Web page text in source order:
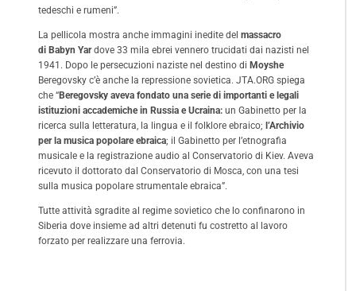
tedeschi e rumeni”.
La pellicola mostra anche immagini inedite del massacro
di Babyn Yardove 33 mila ebrei vennero trucidati dai nazisti nel
1941. Dopo le persecuzioni naziste nel destino di Moyshe
Beregovsky c’è anche la repressione sovietica. JTA.ORG spiega
che “Beregovsky aveva fondato una serie di importanti e legali
istituzioni accademiche in Russia e Ucraina: un Gabinetto per la
ricerca sulla letteratura, la lingua e il folklore ebraico; l’Archivio
per la musica popolare ebraica; il Gabinetto per l’etnografia
musicale e la registrazione audio al Conservatorio di Kiev. Aveva
ricevuto il dottorato dal Conservatorio di Mosca, con una tesi
sulla musica popolare strumentale ebraica”.
Tutte attività sgradite al regime sovietico che lo confinarono in
Siberia dove insieme ad altri detenuti fu costretto al lavoro
forzato per realizzare una ferrovia.